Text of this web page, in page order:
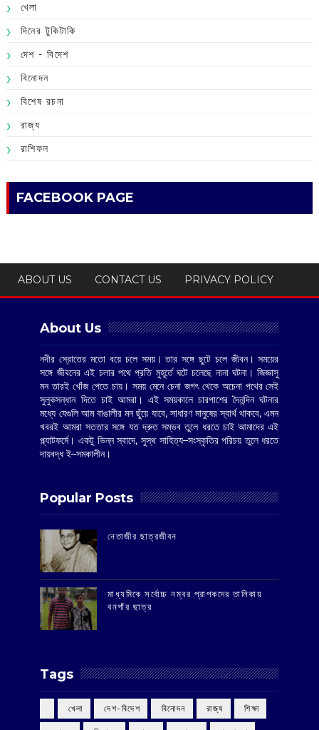
খেলা
দিনের টুকিটাকি
দেশ - বিদেশ
বিনোদন
বিশেষ রচনা
রাজ্য
রাশিফল
FACEBOOK PAGE
ABOUT US CONTACT US PRIVACY POLICY
About Us
নদীর স্রোতের মতো বয়ে চলে সময়। তার সঙ্গে ছুটে চলে জীবন। সময়ের
সঙ্গে জীবনের এই চলার পথে প্রতি মুহূর্তে ঘটে চলেছে নানা ঘটনা। জিজ্ঞাসু
মন তারই খোঁজ পেতে চায়। সময় মেনে চেনা জগৎ থেকে অচেনা পথের সেই
সুলুকসন্ধান দিতে চাই আমরা। এই সময়কালে চারপাশের দৈনন্দিন ঘটনার
মধ্যে যেগুলি আম বাঙালীর মন ছুঁয়ে যাবে, সাধারণ মানুষের স্বার্থ থাকবে, এমন
খবরই আমরা সততার সঙ্গে যত দ্রুত সম্ভব তুলে ধরতে চাই আমাদের এই
প্ল্যাটফর্মে। একটু ভিন্ন স্বাদে, সুস্থ সাহিত্য–সংস্কৃতির পরিচয় তুলে ধরতে
দায়বদ্ধ ই–সমকালীন।
Popular Posts
‌নেতাজীর ছাত্রজীবন
মাধ্যমিকে সর্বোচ্চ নম্বর প্রাপকদের তালিকায়
বনগাঁর ছাত্র
Tags
‌ খেলা ‌ দেশ-বিদেশ ‌ বিনোদন ‌ রাজ্য ‌ শিক্ষা